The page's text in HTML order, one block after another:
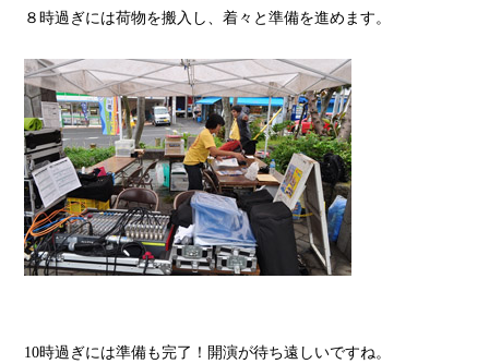
８時過ぎには荷物を搬入し、着々と準備を進めます。
10時過ぎには準備も完了！開演が待ち遠しいですね。